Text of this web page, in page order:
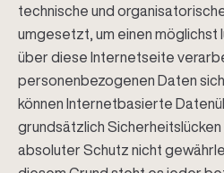
technische und
umgesetzt, um einen möglichst
über diese Internetseite
personenbezogenen Daten
können Internetbasierte
grundsätzlich
absoluter Schutz nicht